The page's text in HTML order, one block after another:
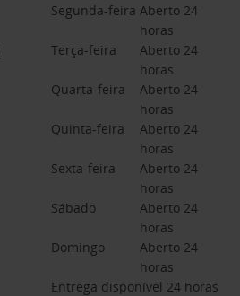
Segunda-feira Aberto 24
horas
Terça-feira
Aberto 24
horas
Quarta-feira
Aberto 24
horas
Quinta-feira
Aberto 24
horas
Sexta-feira
Aberto 24
horas
Sábado
Aberto 24
horas
Domingo
Aberto 24
horas
Entrega disponível 24 horas